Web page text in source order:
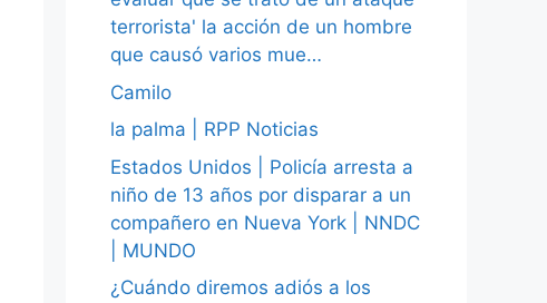
terrorista' la acción de un hombre
que causó varios mue…
Camilo
la palma | RPP Noticias
Estados Unidos | Policía arresta a
niño de 13 años por disparar a un
compañero en Nueva York | NNDC
| MUNDO
¿Cuándo diremos adiós a los